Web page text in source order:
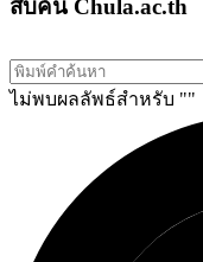
สืบค้น Chula.ac.th
ไม่พบผลลัพธ์สำหรับ ""